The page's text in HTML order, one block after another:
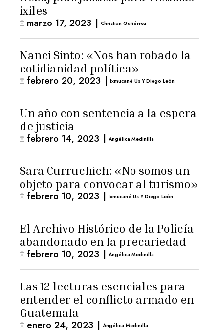
ixiles
marzo 17, 2023 | Christian Gutiérrez
Nanci Sinto: «Nos han robado la
cotidianidad política»
febrero 20, 2023 | Ixmucané Us Y Diego León
Un año con sentencia a la espera
de justicia
febrero 14, 2023 | Angélica Medinilla
Sara Curruchich: «No somos un
objeto para convocar al turismo»
febrero 10, 2023 | Ixmucané Us Y Diego León
El Archivo Histórico de la Policía
abandonado en la precariedad
febrero 10, 2023 | Angélica Medinilla
Las 12 lecturas esenciales para
entender el conflicto armado en
Guatemala
enero 24, 2023 | Angélica Medinilla